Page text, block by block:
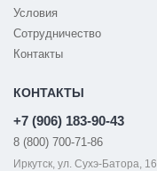
Условия
Сотрудничество
Контакты
КОНТАКТЫ
+7 (906) 183-90-43
8 (800) 700-71-86
Иркутск, ул. Сухэ-Батора, 16